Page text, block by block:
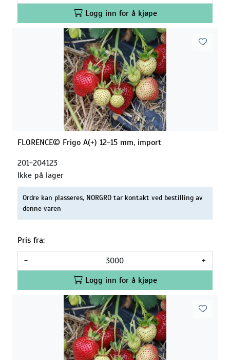
Logg inn for å kjøpe
FLORENCE© Frigo A(+) 12-15 mm, import
201-204123
Ikke på lager
Ordre kan plasseres, NORGRO tar kontakt ved bestilling av
denne varen
Pris fra:
-
+
Logg inn for å kjøpe